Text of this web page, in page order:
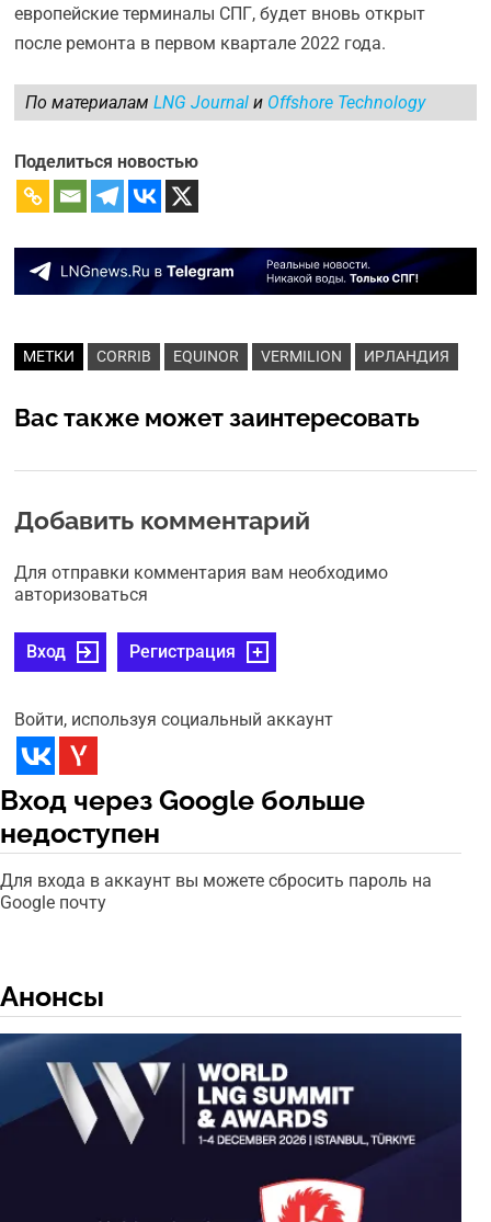
европейские терминалы СПГ, будет вновь открыт
после ремонта в первом квартале 2022 года.
По материаламLNG Journalи Offshore Technology
Поделиться новостью
МЕТКИ CORRIB EQUINOR VERMILION ИРЛАНДИЯ
Вас также может заинтересовать
Добавить комментарий
Для отправки комментария вам необходимо
авторизоваться
Вход Регистрация
Войти, используя социальный аккаунт
Вход через Google больше
недоступен
Для входа в аккаунт вы можете сбросить пароль на
Google почту
Анонсы